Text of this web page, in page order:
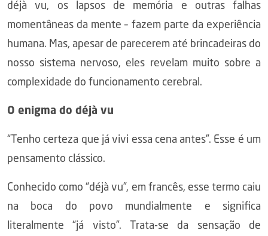
déjà vu, os lapsos de memória e outras falhas
momentâneas da mente – fazem parte da experiência
humana. Mas, apesar de parecerem até brincadeiras do
nosso sistema nervoso, eles revelam muito sobre a
complexidade do funcionamento cerebral.
O enigma do déjà vu
“Tenho certeza que já vivi essa cena antes”. Esse é um
pensamento clássico.
Conhecido como “déjà vu”, em francês, esse termo caiu
na boca do povo mundialmente e significa
literalmente “já visto”. Trata-se da sensação de